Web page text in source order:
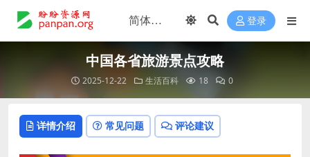
登录
中国各省旅游景点攻略
2025-12-22 生活百科 18 0
详情介绍 常见问题 评论建议